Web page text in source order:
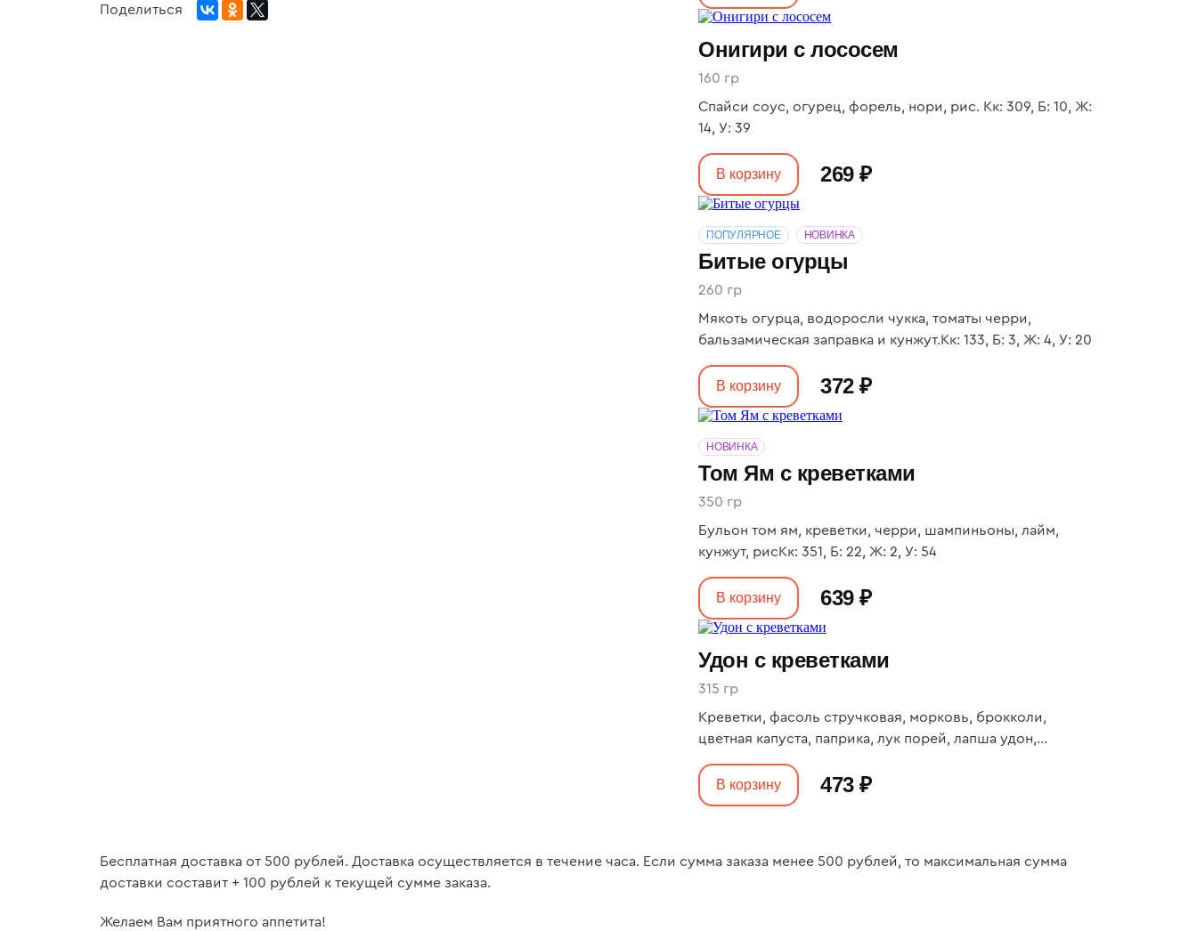
Онигири с лососем
160 гр
Спайси соус, огурец, форель, нори, рис. Кк: 309, Б: 10, Ж:
14, У: 39
269 ₽
В корзину
Битые огурцы
ПОПУЛЯРНОЕ НОВИНКА
260 гр
Мякоть огурца, водоросли чукка, томаты черри,
бальзамическая заправка и кунжут.Кк: 133, Б: 3, Ж: 4, У: 20
372 ₽
В корзину
Том Ям с креветками
НОВИНКА
350 гр
Бульон том ям, креветки, черри, шампиньоны, лайм,
кунжут, рисКк: 351, Б: 22, Ж: 2, У: 54
639 ₽
В корзину
Удон с креветками
315 гр
Креветки, фасоль стручковая, морковь, брокколи,
цветная капуста, паприка, лук порей, лапша удон,
473 ₽
В корзину
Поделиться
Бесплатная доставка от 500 рублей. Доставка осуществляется в течение часа. Если сумма заказа менее 500 рублей, то максимальная сумма
доставки составит + 100 рублей к текущей сумме заказа.
Желаем Вам приятного аппетита!